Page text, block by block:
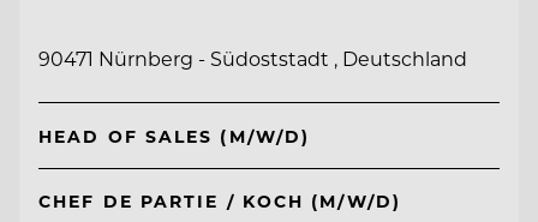
90471 Nürnberg - Südoststadt , Deutschland
HEAD OF SALES (M/W/D)
CHEF DE PARTIE / KOCH (M/W/D)